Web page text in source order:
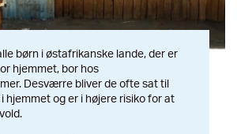
børn i østafrikanske lande, der er
hjemmet, bor hos
Desværre bliver de ofte sat til
hjemmet og er i højere risiko for at